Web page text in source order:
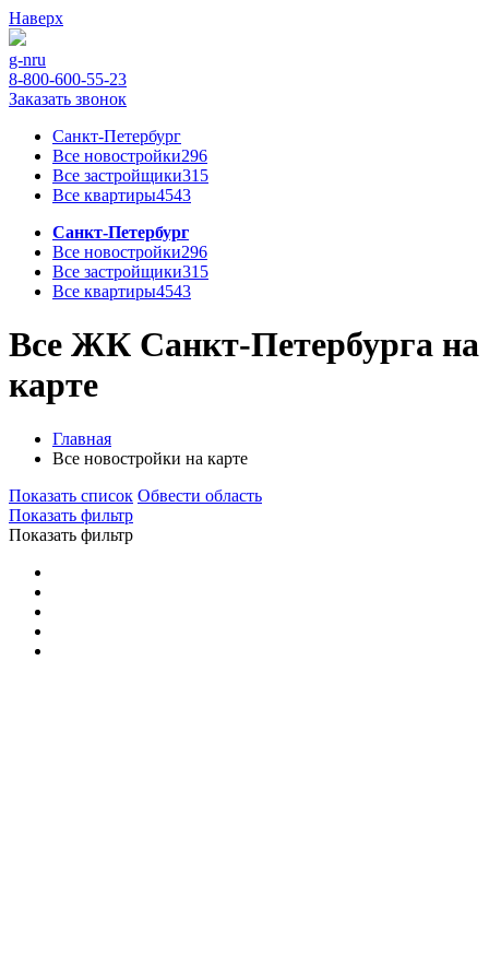
Наверх
g-nru
8-800-600-55-23
Заказать звонок
Санкт-Петербург
Все новостройки296
Все застройщики315
Все квартиры4543
Санкт-Петербург
Все новостройки296
Все застройщики315
Все квартиры4543
Все ЖК Санкт-Петербурга на
карте
Главная
Все новостройки на карте
Показать список Обвести область
Показать фильтр
Показать фильтр